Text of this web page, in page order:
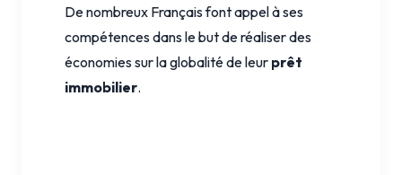
De nombreux Français font appel à ses
compétences dans le but de réaliser des
économies sur la globalité de leur prêt
immobilier.